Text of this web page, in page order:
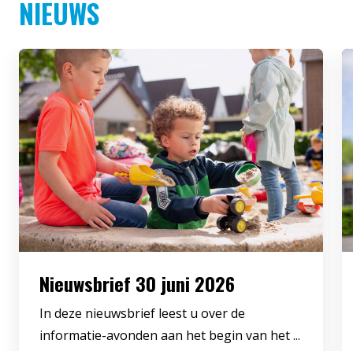
NIEUWS
Nieuwsbrief 30 juni 2026
In deze nieuwsbrief leest u over de
informatie-avonden aan het begin van het ...